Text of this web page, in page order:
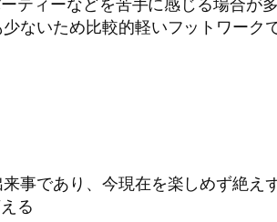
ないため比較的軽いフットワーク
事であり、今現在を楽しめず絶
る